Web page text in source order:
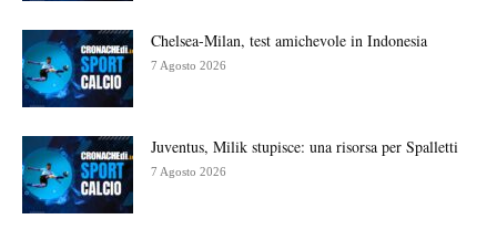
Chelsea-Milan, test amichevole in Indonesia
7 Agosto 2026
Juventus, Milik stupisce: una risorsa per Spalletti
7 Agosto 2026